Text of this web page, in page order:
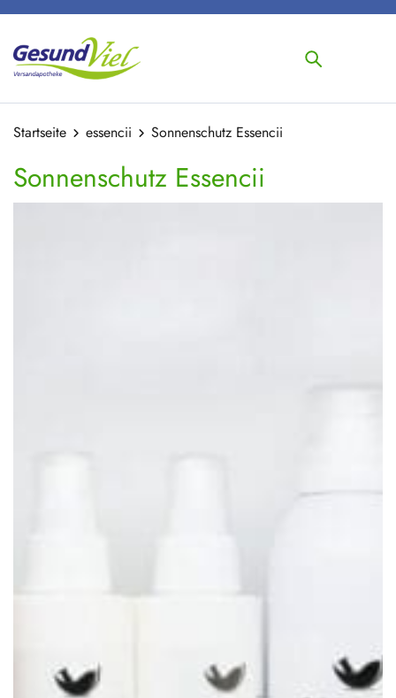
Startseite essencii Sonnenschutz Essencii
Sonnenschutz Essencii